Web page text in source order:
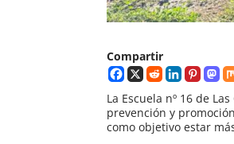
Compartir
La Escuela nº 16 de
prevención y
como objetivo estar